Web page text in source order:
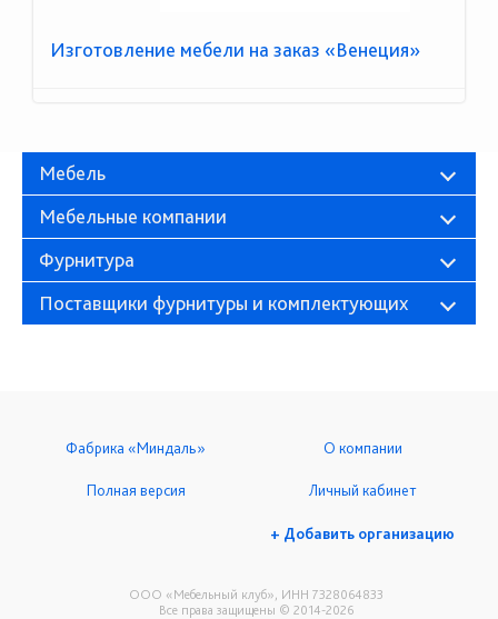
Изготовление мебели на заказ «Венеция»
Мебель
Мебельные компании
Фурнитура
Поставщики фурнитуры и комплектующих
ООО «Мебельный клуб», ИНН 7328064833
Все права защищены © 2014-2026
Фабрика «Миндаль» О компании
Полная версия Личный кабинет
+ Добавить организацию